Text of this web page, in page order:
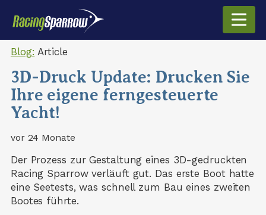
Blog: Article
3D-Druck Update: Drucken Sie
Ihre eigene ferngesteuerte
Yacht!
vor 24 Monate
Der Prozess zur Gestaltung eines 3D-gedruckten
Racing Sparrow verläuft gut. Das erste Boot hatte
eine Seetests, was schnell zum Bau eines zweiten
Bootes führte.